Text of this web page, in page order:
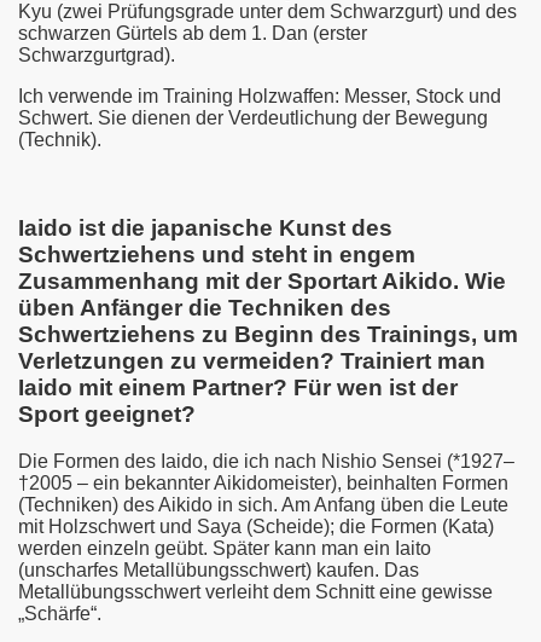
Kyu (zwei Prüfungsgrade unter dem Schwarzgurt) und des
schwarzen Gürtels ab dem 1. Dan (erster
Schwarzgurtgrad).
Ich verwende im Training Holzwaffen: Messer, Stock und
Schwert. Sie dienen der Verdeutlichung der Bewegung
(Technik).
Iaido ist die japanische Kunst des
Schwertziehens und steht in engem
Zusammenhang mit der Sportart Aikido. Wie
üben Anfänger die Techniken des
Schwertziehens zu Beginn des Trainings, um
Verletzungen zu vermeiden? Trainiert man
Iaido mit einem Partner? Für wen ist der
Sport geeignet?
Die Formen des Iaido, die ich nach Nishio Sensei (*1927–
†2005 – ein bekannter Aikidomeister), beinhalten Formen
(Techniken) des Aikido in sich. Am Anfang üben die Leute
mit Holzschwert und Saya (Scheide); die Formen (Kata)
werden einzeln geübt. Später kann man ein Iaito
(unscharfes Metallübungsschwert) kaufen. Das
Metallübungsschwert verleiht dem Schnitt eine gewisse
„Schärfe“.